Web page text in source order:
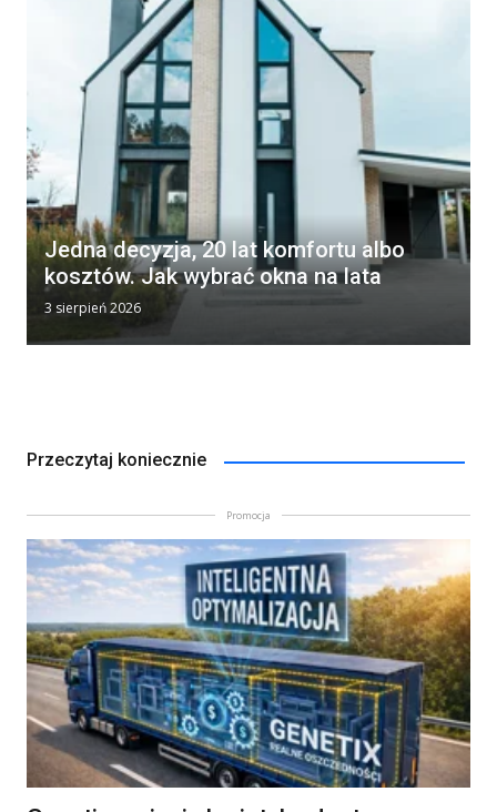
Jedna decyzja, 20 lat komfortu albo
kosztów. Jak wybrać okna na lata
3 sierpień 2026
Przeczytaj koniecznie
Promocja